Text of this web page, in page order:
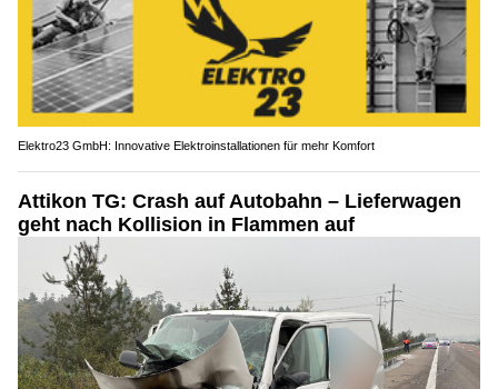
Elektro23 GmbH: Innovative Elektroinstallationen für mehr Komfort
Attikon TG: Crash auf Autobahn – Lieferwagen
geht nach Kollision in Flammen auf